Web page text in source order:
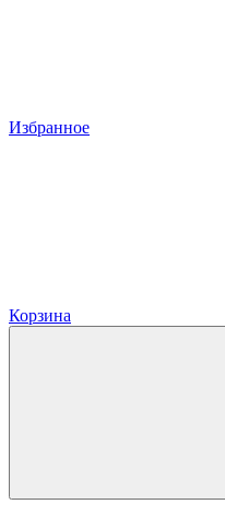
Избранное
Корзина